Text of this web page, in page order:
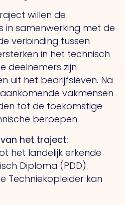
willen de
in samenwerking met de
verbinding tussen
in het technisch
deelnemers zijn
uit het bedrijfsleven. Na
vakmensen
tot de toekomstige
beroepen.
het traject:
het landelijk erkende
Diploma (PDD).
Techniekopleider kan